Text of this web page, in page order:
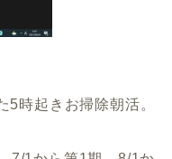
時起きお掃除朝活。